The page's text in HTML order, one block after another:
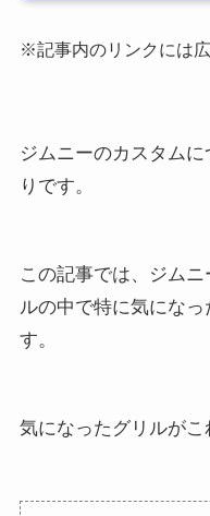
※記事内のリンクには
ジムニーのカスタム
りです。
この記事では、ジム
ルの中で特に気にな
す。
気になったグリルがこ